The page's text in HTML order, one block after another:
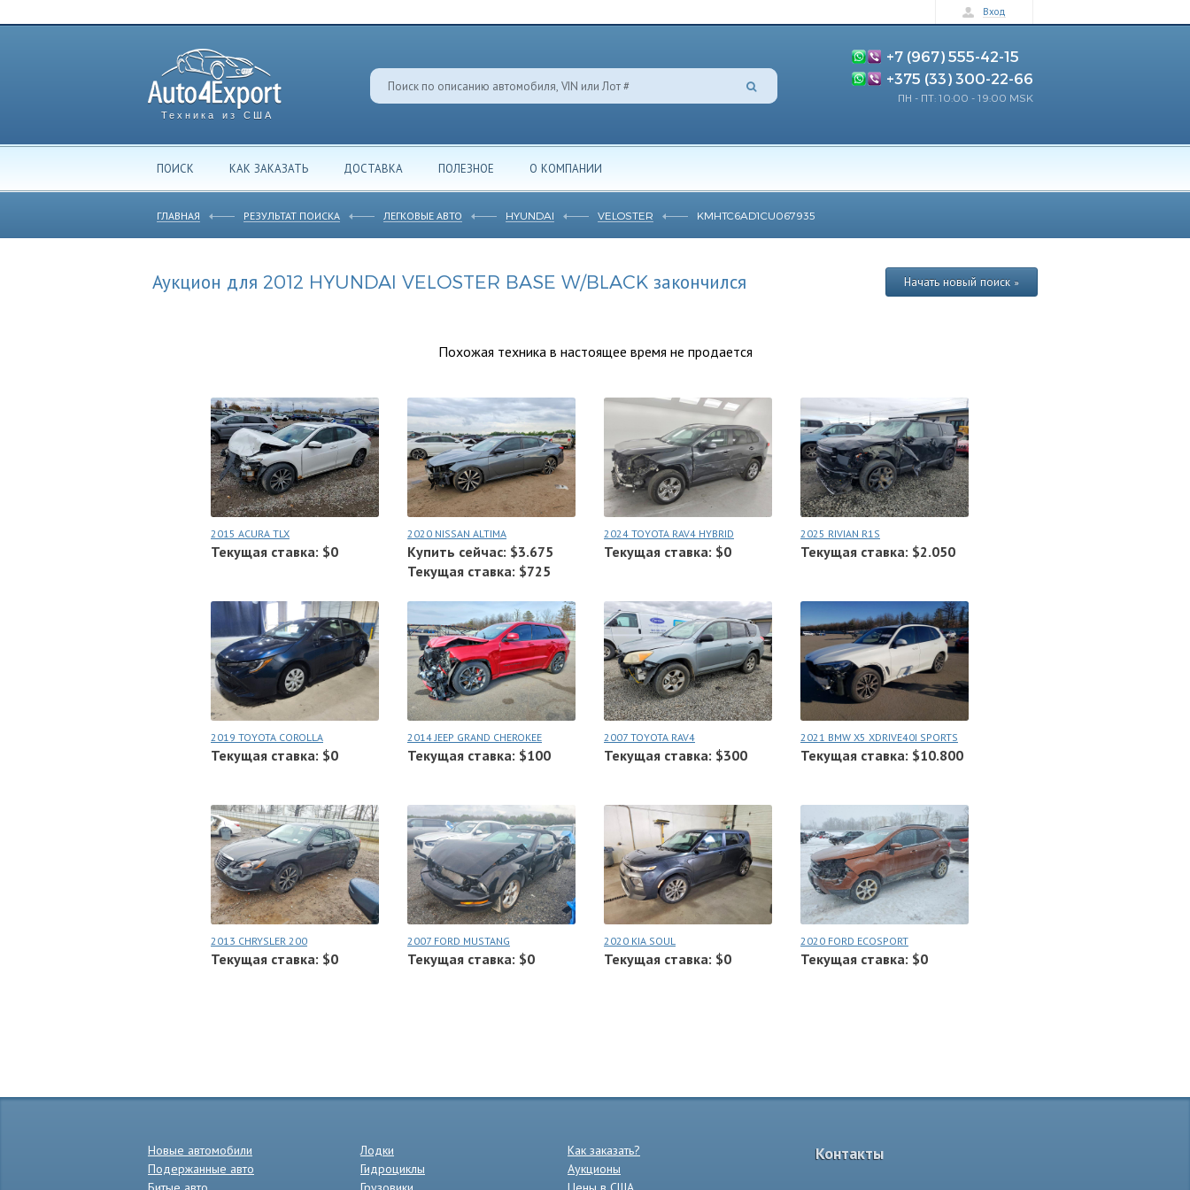
Вход
Техника из США
+7 (967) 555-42-15
+375 (33) 300-22-66
ПН - ПТ: 10:00 - 19:00 MSK
ПОИСК КАК ЗАКАЗАТЬ ДОСТАВКА ПОЛЕЗНОЕ О КОМПАНИИ
ГЛАВНАЯ РЕЗУЛЬТАТ ПОИСКА ЛЕГКОВЫЕ АВТО HYUNDAI VELOSTER KMHTC6AD1CU067935
Аукцион для 2012 HYUNDAI VELOSTER BASE W/BLACK закончился Начать новый поиск »
Похожая техника в настоящее время не продается
2015 ACURA TLX
Текущая ставка: $0
2020 NISSAN ALTIMA
Купить сейчас: $3.675
Текущая ставка: $725
2024 TOYOTA RAV4 HYBRID
Текущая ставка: $0
2025 RIVIAN R1S
Текущая ставка: $2.050
2019 TOYOTA COROLLA
Текущая ставка: $0
2014 JEEP GRAND CHEROKEE
Текущая ставка: $100
2007 TOYOTA RAV4
Текущая ставка: $300
2021 BMW X5 XDRIVE40I SPORTS
Текущая ставка: $10.800
2013 CHRYSLER 200
Текущая ставка: $0
2007 FORD MUSTANG
Текущая ставка: $0
2020 KIA SOUL
Текущая ставка: $0
2020 FORD ECOSPORT
Текущая ставка: $0
Новые автомобили
Подержанные авто
Лодки
Гидроциклы
Как заказать?
Аукционы
Контакты